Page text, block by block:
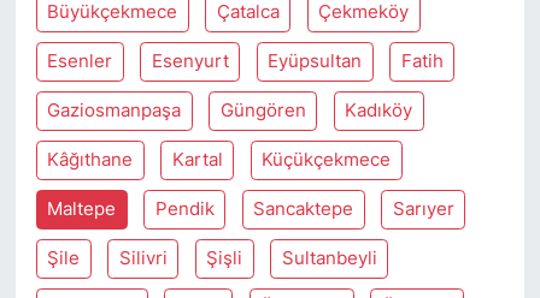
Büyükçekmece Çatalca Çekmeköy
Esenler Esenyurt Eyüpsultan Fatih
Gaziosmanpaşa Güngören Kadıköy
Kâğıthane Kartal Küçükçekmece
Maltepe Pendik Sancaktepe Sarıyer
Şile Silivri Şişli Sultanbeyli